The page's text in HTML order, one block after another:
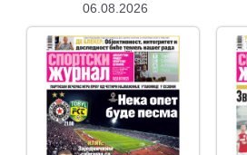
06.08.2026